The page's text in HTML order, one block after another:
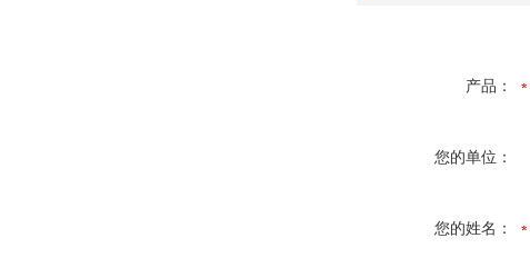
产品：
您的单位：
您的姓名：